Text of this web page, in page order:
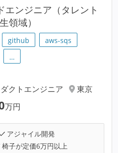
エンジニア（タレント
領域）
github
aws-sqs
…
クトエンジニア
東京
万円
アジャイル開発
椅子が定価6万円以上